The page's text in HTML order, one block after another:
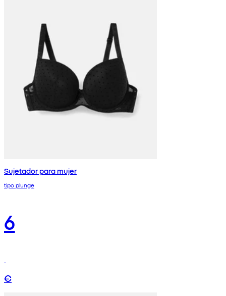
Sujetador para mujer
tipo plunge
6
€